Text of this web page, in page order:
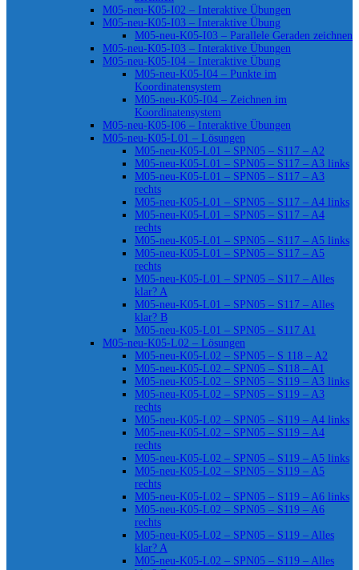
M05-neu-K05-I02 – Interaktive Übungen
M05-neu-K05-I03 – Interaktive Übung
M05-neu-K05-I03 – Parallele Geraden zeichnen
M05-neu-K05-I03 – Interaktive Übungen
M05-neu-K05-I04 – Interaktive Übung
M05-neu-K05-I04 – Punkte im
Koordinatensystem
M05-neu-K05-I04 – Zeichnen im
Koordinatensystem
M05-neu-K05-I06 – Interaktive Übungen
M05-neu-K05-L01 – Lösungen
M05-neu-K05-L01 – SPN05 – S117 – A2
M05-neu-K05-L01 – SPN05 – S117 – A3 links
M05-neu-K05-L01 – SPN05 – S117 – A3
rechts
M05-neu-K05-L01 – SPN05 – S117 – A4 links
M05-neu-K05-L01 – SPN05 – S117 – A4
rechts
M05-neu-K05-L01 – SPN05 – S117 – A5 links
M05-neu-K05-L01 – SPN05 – S117 – A5
rechts
M05-neu-K05-L01 – SPN05 – S117 – Alles
klar? A
M05-neu-K05-L01 – SPN05 – S117 – Alles
klar? B
M05-neu-K05-L01 – SPN05 – S117 A1
M05-neu-K05-L02 – Lösungen
M05-neu-K05-L02 – SPN05 – S 118 – A2
M05-neu-K05-L02 – SPN05 – S118 – A1
M05-neu-K05-L02 – SPN05 – S119 – A3 links
M05-neu-K05-L02 – SPN05 – S119 – A3
rechts
M05-neu-K05-L02 – SPN05 – S119 – A4 links
M05-neu-K05-L02 – SPN05 – S119 – A4
rechts
M05-neu-K05-L02 – SPN05 – S119 – A5 links
M05-neu-K05-L02 – SPN05 – S119 – A5
rechts
M05-neu-K05-L02 – SPN05 – S119 – A6 links
M05-neu-K05-L02 – SPN05 – S119 – A6
rechts
M05-neu-K05-L02 – SPN05 – S119 – Alles
klar? A
M05-neu-K05-L02 – SPN05 – S119 – Alles